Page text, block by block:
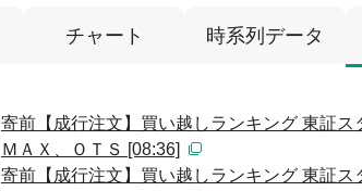
チャート 時系列データ
寄前【成行注文】買い越しランキング 東証
ＭＡＸ、ＯＴＳ [08:36]
寄前【成行注文】買い越しランキング 東証